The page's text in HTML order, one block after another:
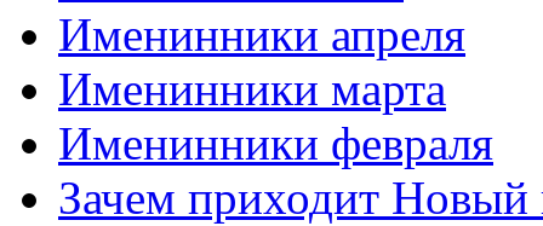
Именинники апреля
Именинники марта
Именинники февраля
Зачем приходит Новый